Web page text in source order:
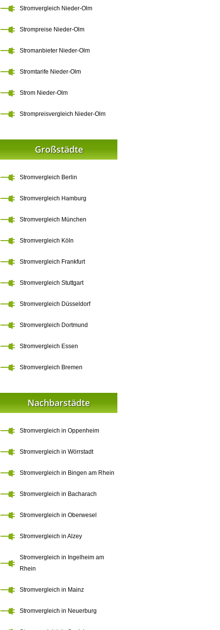
Stromvergleich Nieder-Olm
Strompreise Nieder-Olm
Stromanbieter Nieder-Olm
Stromtarife Nieder-Olm
Strom Nieder-Olm
Strompreisvergleich Nieder-Olm
Großstädte
Stromvergleich Berlin
Stromvergleich Hamburg
Stromvergleich München
Stromvergleich Köln
Stromvergleich Frankfurt
Stromvergleich Stuttgart
Stromvergleich Düsseldorf
Stromvergleich Dortmund
Stromvergleich Essen
Stromvergleich Bremen
Nachbarstädte
Stromvergleich in Oppenheim
Stromvergleich in Wörrstadt
Stromvergleich in Bingen am Rhein
Stromvergleich in Bacharach
Stromvergleich in Oberwesel
Stromvergleich in Alzey
Stromvergleich in Ingelheim am
Rhein
Stromvergleich in Mainz
Stromvergleich in Neuerburg